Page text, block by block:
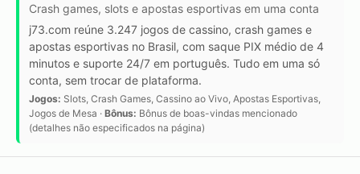
Crash games, slots e apostas esportivas em uma conta
j73.com reúne 3.247 jogos de cassino, crash games e
apostas esportivas no Brasil, com saque PIX médio de 4
minutos e suporte 24/7 em português. Tudo em uma só
conta, sem trocar de plataforma.
Jogos: Slots, Crash Games, Cassino ao Vivo, Apostas Esportivas,
Jogos de Mesa · Bônus: Bônus de boas-vindas mencionado
(detalhes não especificados na página)